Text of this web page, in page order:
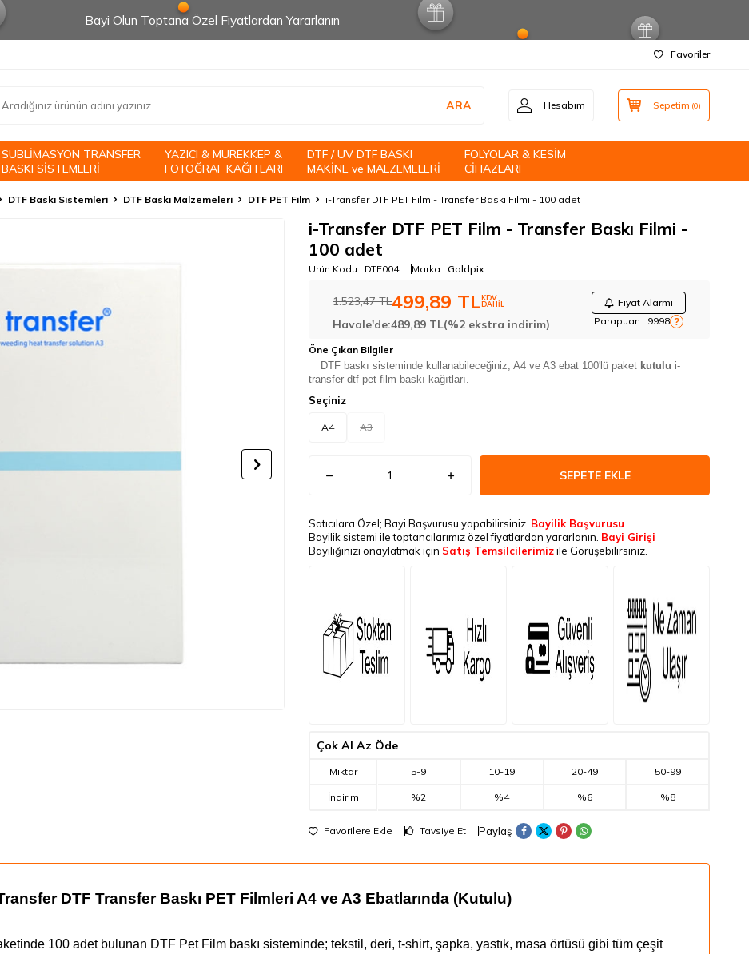
Bayi Olun Toptana Özel Fiyatlardan Yararlanın
Favoriler
ARA Hesabım Sepetim (0)
SUBLİMASYON TRANSFER
BASKI SİSTEMLERİ
YAZICI & MÜREKKEP &
FOTOĞRAF KAĞITLARI
DTF / UV DTF BASKI
MAKİNE ve MALZEMELERİ
FOLYOLAR & KESİM
CİHAZLARI
DTF Baskı Sistemleri DTF Baskı Malzemeleri DTF PET Film i-Transfer DTF PET Film - Transfer Baskı Filmi - 100 adet
i-Transfer DTF PET Film - Transfer Baskı Filmi -
100 adet
Ürün Kodu : DTF004 Marka :Goldpix
1.523,47TL499,89 TLKDV
DAHİL
Fiyat Alarmı
Parapuan : 9998 ?
Havale'de:489,89 TL(%2 ekstra indirim)
Öne Çıkan Bilgiler
DTF baskı sisteminde kullanabileceğiniz, A4 ve A3 ebat 100'lü paket kutulu i-
transfer dtf pet film baskı kağıtları.
Seçiniz
A4 A3
SEPETE EKLE
Satıcılara Özel; Bayi Başvurusu yapabilirsiniz. Bayilik Başvurusu
Bayilik sistemi ile toptancılarımız özel fiyatlardan yararlanın. Bayi Girişi
Bayiliğinizi onaylatmak için Satış Temsilcilerimizile Görüşebilirsiniz.
Çok Al Az Öde
Miktar
İndirim
5-9
%2
10-19
%4
20-49
%6
50-99
%8
Favorilere Ekle Tavsiye Et Paylaş
DTF Transfer Baskı PET Filmleri A4 ve A3 Ebatlarında (Kutulu)
100 adet bulunan DTF Pet Film baskı sisteminde; tekstil, deri, t-shirt, şapka, yastık, masa örtüsü gibi tüm çeşit